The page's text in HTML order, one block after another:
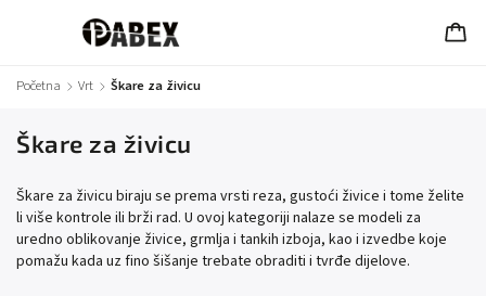
Početna / Vrt / Škare za živicu
Škare za živicu
Škare za živicu biraju se prema vrsti reza, gustoći živice i tome želite
li više kontrole ili brži rad. U ovoj kategoriji nalaze se modeli za
uredno oblikovanje živice, grmlja i tankih izboja, kao i izvedbe koje
pomažu kada uz fino šišanje trebate obraditi i tvrđe dijelove.